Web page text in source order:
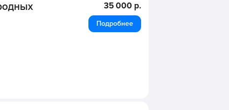
35 000 р.
Подробнее